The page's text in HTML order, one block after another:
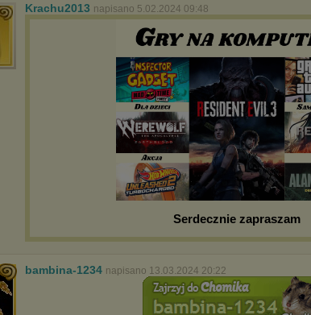
Krachu2013 napisano 5.02.2024 09:48
Serdecznie zapraszam
bambina-1234 napisano 13.03.2024 20:22